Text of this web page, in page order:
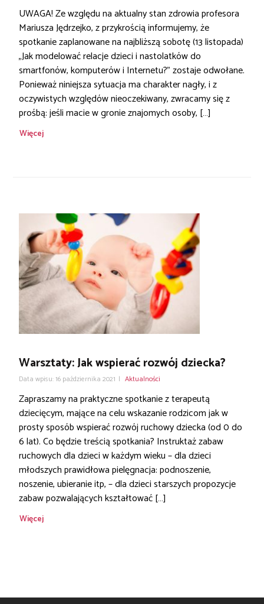
UWAGA! Ze względu na aktualny stan zdrowia profesora
Mariusza Jędrzejko, z przykrością informujemy, że
spotkanie zaplanowane na najbliższą sobotę (13 listopada)
„Jak modelować relacje dzieci i nastolatków do
smartfonów, komputerów i Internetu?” zostaje odwołane.
Ponieważ niniejsza sytuacja ma charakter nagły, i z
oczywistych względów nieoczekiwany, zwracamy się z
prośbą: jeśli macie w gronie znajomych osoby, […]
Więcej
Warsztaty: Jak wspierać rozwój dziecka?
Data wpisu: 16 października 2021 | Aktualności
Zapraszamy na praktyczne spotkanie z terapeutą
dziecięcym, mające na celu wskazanie rodzicom jak w
prosty sposób wspierać rozwój ruchowy dziecka (od 0 do
6 lat). Co będzie treścią spotkania? Instruktaż zabaw
ruchowych dla dzieci w każdym wieku – dla dzieci
młodszych prawidłowa pielęgnacja: podnoszenie,
noszenie, ubieranie itp, – dla dzieci starszych propozycje
zabaw pozwalających kształtować […]
Więcej